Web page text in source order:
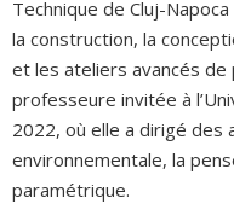
Technique de Cluj-
la construction, la
et les ateliers avancés
professeure invitée à
2022, où elle a dirigé
environnementale, la
paramétrique.